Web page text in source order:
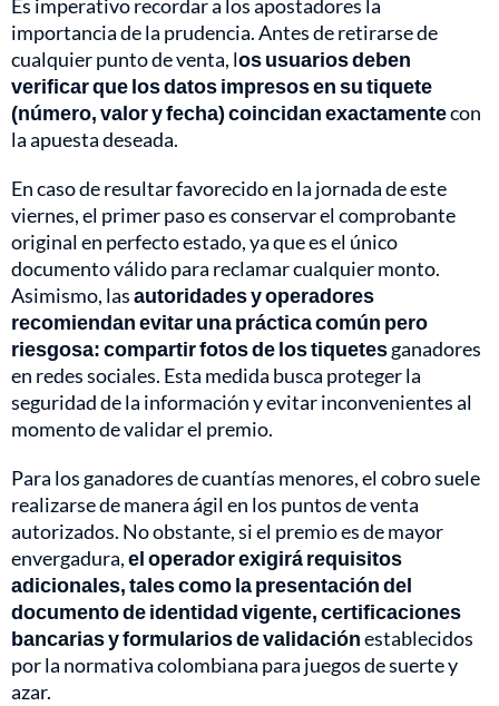
Es imperativo recordar a los apostadores la
importancia de la prudencia. Antes de retirarse de
cualquier punto de venta, los usuarios deben
verificar que los datos impresos en su tiquete
(número, valor y fecha) coincidan exactamentecon
la apuesta deseada.
En caso de resultar favorecido en la jornada de este
viernes, el primer paso es conservar el comprobante
original en perfecto estado, ya que es el único
documento válido para reclamar cualquier monto.
Asimismo, lasautoridades y operadores
recomiendan evitar una práctica común pero
riesgosa: compartir fotos de los tiquetesganadores
en redes sociales. Esta medida busca proteger la
seguridad de la información y evitar inconvenientes al
momento de validar el premio.
Para los ganadores de cuantías menores, el cobro suele
realizarse de manera ágil en los puntos de venta
autorizados. No obstante, si el premio es de mayor
envergadura,el operador exigirá requisitos
adicionales, tales como la presentación del
documento de identidad vigente, certificaciones
bancarias y formularios de validaciónestablecidos
por la normativa colombiana para juegos de suerte y
azar.